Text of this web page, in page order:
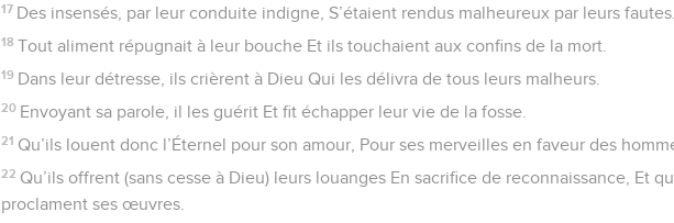
17 Des insensés, par leur conduite indigne, S’étaient rendus malheureux par leurs fautes.
18 Tout aliment répugnait à leur bouche Et ils touchaient aux confins de la mort.
19 Dans leur détresse, ils crièrent à Dieu Qui les délivra de tous leurs malheurs.
20 Envoyant sa parole, il les guérit Et fit échapper leur vie de la fosse.
21 Qu’ils louent donc l’Éternel pour son amour, Pour ses merveilles en faveur des
22 Qu’ils offrent (sans cesse à Dieu) leurs louanges En sacrifice de reconnaissance, Et
proclament ses œuvres.